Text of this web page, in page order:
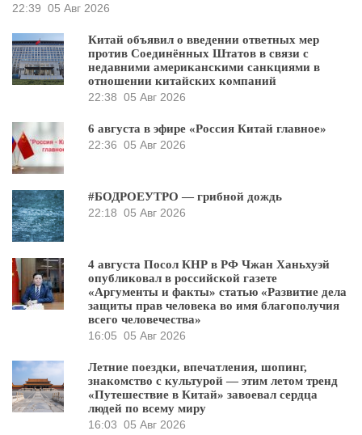
22:39 05 Авг 2026
Китай объявил о введении ответных мер
против Соединённых Штатов в связи с
недавними американскими санкциями в
отношении китайских компаний
22:38 05 Авг 2026
6 августа в эфире «Россия Китай главное»
22:36 05 Авг 2026
#БОДРОЕУТРО — грибной дождь
22:18 05 Авг 2026
4 августа Посол КНР в РФ Чжан Ханьхуэй
опубликовал в российской газете
«Аргументы и факты» статью «Развитие дела
защиты прав человека во имя благополучия
всего человечества»
16:05 05 Авг 2026
Летние поездки, впечатления, шопинг,
знакомство с культурой — этим летом тренд
«Путешествие в Китай» завоевал сердца
людей по всему миру
16:03 05 Авг 2026